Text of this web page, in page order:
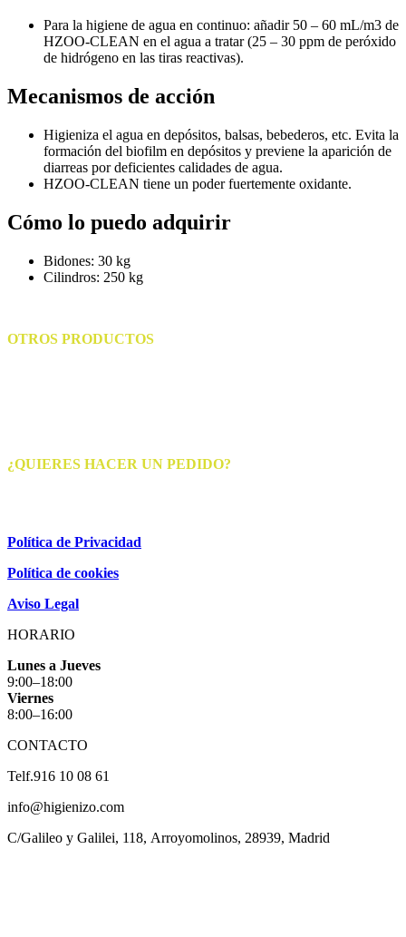
Para la higiene de agua en continuo: añadir 50 – 60 mL/m3 de
HZOO-CLEAN en el agua a tratar (25 – 30 ppm de peróxido
de hidrógeno en las tiras reactivas).
Mecanismos de acción
Higieniza el agua en depósitos, balsas, bebederos, etc. Evita la
formación del biofilm en depósitos y previene la aparición de
diarreas por deficientes calidades de agua.
HZOO-CLEAN tiene un poder fuertemente oxidante.
Cómo lo puedo adquirir
Bidones: 30 kg
Cilindros: 250 kg
OTROS PRODUCTOS
¿QUIERES HACER UN PEDIDO?
Política de Privacidad
Política de cookies
Aviso Legal
HORARIO
Lunes a Jueves
9:00–18:00
Viernes
8:00–16:00
CONTACTO
Telf.916 10 08 61
info@higienizo.com
C/Galileo y Galilei, 118, Arroyomolinos, 28939, Madrid